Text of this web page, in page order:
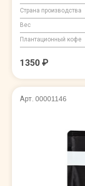
Страна производства
Вес
Плантационный кофе
1350 ₽
Арт. 00001146